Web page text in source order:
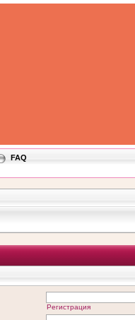
FAQ
Регистрация